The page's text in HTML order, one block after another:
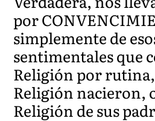
por
simplemente de
sentimentales que
Religión por
Religión nacieron,
Religión de sus